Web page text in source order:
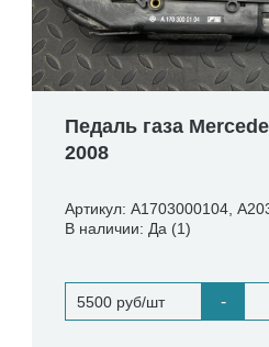
Педаль газа
2008
Артикул: A1703000104,
В наличии: Да (1)
5500 руб/шт -